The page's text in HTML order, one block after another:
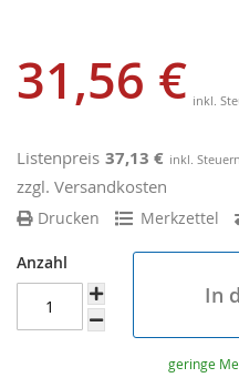
Anzahl
In
geringe
Sonderangebot
31,56 €
Listenpreis 37,13 €
zzgl. Versandkosten
Drucken Merkzettel